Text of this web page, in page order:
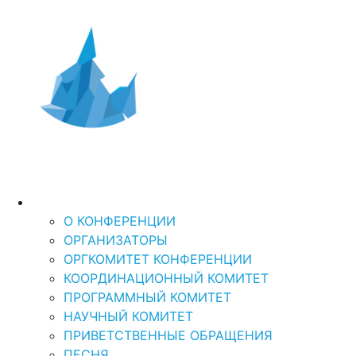
О КОНФЕРЕНЦИИ
ОРГАНИЗАТОРЫ
ОРГКОМИТЕТ КОНФЕРЕНЦИИ
КООРДИНАЦИОННЫЙ КОМИТЕТ
ПРОГРАММНЫЙ КОМИТЕТ
НАУЧНЫЙ КОМИТЕТ
ПРИВЕТСТВЕННЫЕ ОБРАЩЕНИЯ